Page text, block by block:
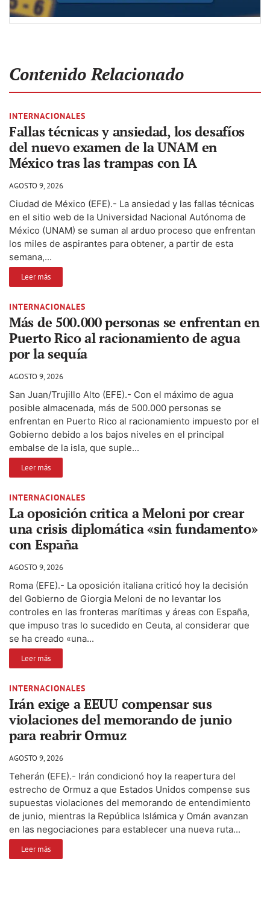
Contenido Relacionado
INTERNACIONALES
Fallas técnicas y ansiedad, los desafíos
del nuevo examen de la UNAM en
México tras las trampas con IA
AGOSTO 9, 2026
Ciudad de México (EFE).- La ansiedad y las fallas técnicas
en el sitio web de la Universidad Nacional Autónoma de
México (UNAM) se suman al arduo proceso que enfrentan
los miles de aspirantes para obtener, a partir de esta
semana,...
Leer más
INTERNACIONALES
Más de 500.000 personas se enfrentan en
Puerto Rico al racionamiento de agua
por la sequía
AGOSTO 9, 2026
San Juan/Trujillo Alto (EFE).- Con el máximo de agua
posible almacenada, más de 500.000 personas se
enfrentan en Puerto Rico al racionamiento impuesto por el
Gobierno debido a los bajos niveles en el principal
embalse de la isla, que suple...
Leer más
INTERNACIONALES
La oposición critica a Meloni por crear
una crisis diplomática «sin fundamento»
con España
AGOSTO 9, 2026
Roma (EFE).- La oposición italiana criticó hoy la decisión
del Gobierno de Giorgia Meloni de no levantar los
controles en las fronteras marítimas y áreas con España,
que impuso tras lo sucedido en Ceuta, al considerar que
se ha creado «una...
Leer más
INTERNACIONALES
Irán exige a EEUU compensar sus
violaciones del memorando de junio
para reabrir Ormuz
AGOSTO 9, 2026
Teherán (EFE).- Irán condicionó hoy la reapertura del
estrecho de Ormuz a que Estados Unidos compense sus
supuestas violaciones del memorando de entendimiento
de junio, mientras la República Islámica y Omán avanzan
en las negociaciones para establecer una nueva ruta...
Leer más